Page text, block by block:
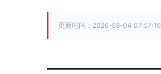
更新时间：2026-08-04 07:57:10